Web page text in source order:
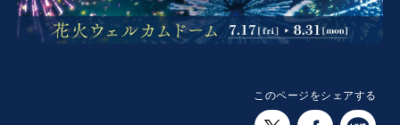
このページをシェアする